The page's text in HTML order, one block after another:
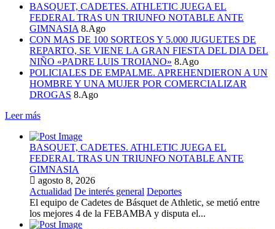
BASQUET, CADETES. ATHLETIC JUEGA EL
FEDERAL TRAS UN TRIUNFO NOTABLE ANTE
GIMNASIA 8.Ago
CON MAS DE 100 SORTEOS Y 5.000 JUGUETES DE
REPARTO, SE VIENE LA GRAN FIESTA DEL DIA DEL
NIÑO «PADRE LUIS TROIANO» 8.Ago
POLICIALES DE EMPALME. APREHENDIERON A UN
HOMBRE Y UNA MUJER POR COMERCIALIZAR
DROGAS 8.Ago
Leer más
BASQUET, CADETES. ATHLETIC JUEGA EL
FEDERAL TRAS UN TRIUNFO NOTABLE ANTE
GIMNASIA
agosto 8, 2026
Actualidad De interés general Deportes
El equipo de Cadetes de Básquet de Athletic, se metió entre
los mejores 4 de la FEBAMBA y disputa el...